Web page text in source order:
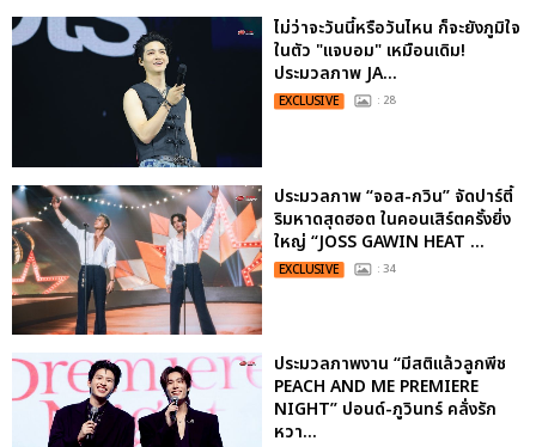
ไม่ว่าจะวันนี้หรือวันไหน ก็จะยังภูมิใจ
ในตัว "แจบอม" เหมือนเดิม!
ประมวลภาพ JA...
EXCLUSIVE : 28
ประมวลภาพ “จอส-กวิน” จัดปาร์ตี้
ริมหาดสุดฮอต ในคอนเสิร์ตครั้งยิ่ง
ใหญ่ “JOSS GAWIN HEAT ...
EXCLUSIVE : 34
ประมวลภาพงาน “มีสติแล้วลูกพีช
PEACH AND ME PREMIERE
NIGHT” ปอนด์-ภูวินทร์ คลั่งรัก
หวา...